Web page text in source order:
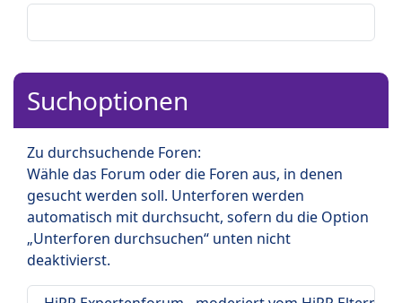
Suchoptionen
Zu durchsuchende Foren:
Wähle das Forum oder die Foren aus, in denen
gesucht werden soll. Unterforen werden
automatisch mit durchsucht, sofern du die Option
„Unterforen durchsuchen“ unten nicht
deaktivierst.